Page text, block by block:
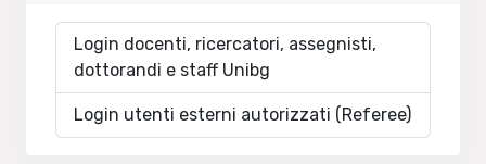
Login docenti, ricercatori, assegnisti,
dottorandi e staff Unibg
Login utenti esterni autorizzati (Referee)